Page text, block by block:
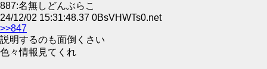
887:名無しどんぶらこ
24/12/02 15:31:48.37 0BsVHWTs0.net
>>847
説明するのも面倒くさい
色々情報見てくれ